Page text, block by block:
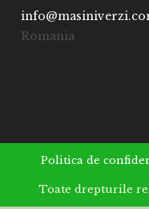
Romania
Politica de
Toate drepturile